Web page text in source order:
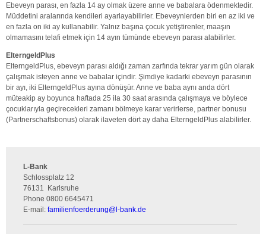
Ebeveyn parası, en fazla 14 ay olmak üzere anne ve babalara ödenmektedir.
Müddetini aralarında kendileri ayarlayabilirler. Ebeveynlerden biri en az iki ve
en fazla on iki ay kullanabilir. Yalnız başına çocuk yetiştirenler, maaşın
olmamasını telafi etmek için 14 ayın tümünde ebeveyn parası alabilirler.
ElterngeldPlus
ElterngeldPlus, ebeveyn parası aldığı zaman zarfında tekrar yarım gün olarak
çalışmak isteyen anne ve babalar içindir. Şimdiye kadarki ebeveyn parasının
bir ayı, iki ElterngeldPlus ayına dönüşür. Anne ve baba aynı anda dört
müteakip ay boyunca haftada 25 ila 30 saat arasında çalışmaya ve böylece
çocuklarıyla geçirecekleri zamanı bölmeye karar verirlerse, partner bonusu
(Partnerschaftsbonus) olarak ilaveten dört ay daha ElterngeldPlus alabilirler.
L-Bank
Schlossplatz 12
76131
Karlsruhe
Phone 0800 6645471
E-mail: familienfoerderung@ l-bank.de